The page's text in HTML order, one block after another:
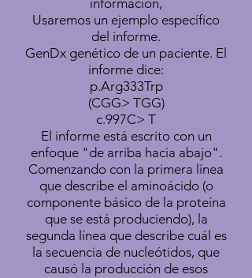
información,
Usaremos un ejemplo específico
del informe.
GenDx genético de un paciente. El
informe dice:
p.Arg333Trp
(CGG> TGG)
c.997C> T
El informe está escrito con un
enfoque "de arriba hacia abajo".
Comenzando con la primera línea
que describe el aminoácido (o
componente básico de la proteína
que se está produciendo), la
segunda línea que describe cuál es
la secuencia de nucleótidos, que
causó la producción de esos